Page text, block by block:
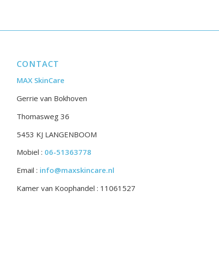
CONTACT
MAX SkinCare
Gerrie van Bokhoven
Thomasweg 36
5453 KJ LANGENBOOM
Mobiel : 06-51363778
Email : info@maxskincare.nl
Kamer van Koophandel : 11061527